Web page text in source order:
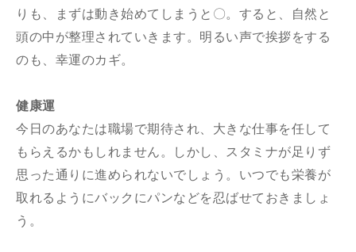
りも、まずは動き始めてしまうと〇。すると、自然と
頭の中が整理されていきます。明るい声で挨拶をする
のも、幸運のカギ。
健康運
今日のあなたは職場で期待され、大きな仕事を任して
もらえるかもしれません。しかし、スタミナが足りず
思った通りに進められないでしょう。いつでも栄養が
取れるようにバックにパンなどを忍ばせておきましょ
う。